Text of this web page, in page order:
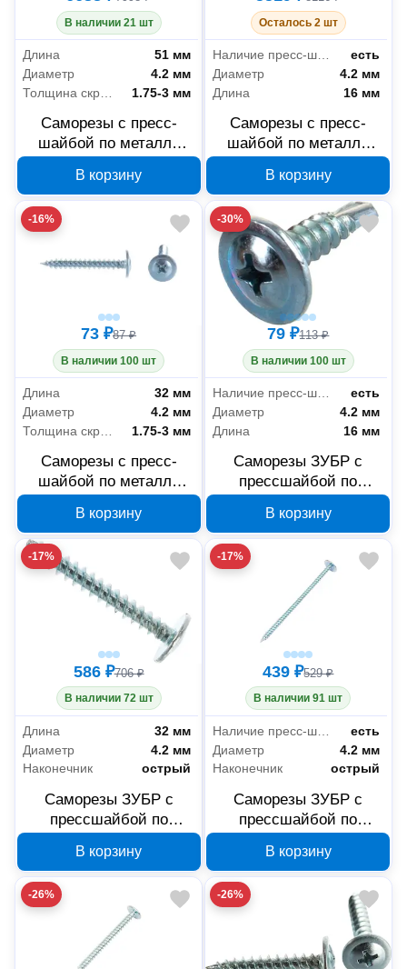
В наличии 21 шт
Длина
51 мм
Диаметр
4.2 мм
1.75-3 мм
Саморезы с пресс-
шайбой по металлу
4.2x51 мм
В корзину
Осталось 2 шт
Наличие пресс-шайбы
есть
Диаметр
4.2 мм
Длина
16 мм
Саморезы с пресс-
шайбой по металлу
4.2x16 мм
В корзину
-16%
73 ₽87 ₽
В наличии 100 шт
Длина
32 мм
Диаметр
4.2 мм
1.75-3 мм
Саморезы с пресс-
шайбой по металлу
4.2x32 мм
В корзину
-30%
79 ₽113 ₽
В наличии 100 шт
Наличие пресс-шайбы
есть
Диаметр
4.2 мм
Длина
16 мм
Саморезы ЗУБР с
прессшайбой по
4,2x16 мм, PH2, 35 шт,
300216-42-016
В корзину
-17%
586 ₽706 ₽
В наличии 72 шт
Длина
32 мм
Диаметр
4.2 мм
Наконечник
острый
Саморезы ЗУБР с
прессшайбой по
4,2x32 мм, PH2, 300
шт, 300191-42-025-5005
В корзину
-17%
439 ₽529 ₽
В наличии 91 шт
Наличие пресс-шайбы
есть
Диаметр
4.2 мм
Наконечник
острый
Саморезы ЗУБР с
прессшайбой по
4,2x76 мм, PH2, 100
шт, 4-300191-42-076
В корзину
-26% -26%